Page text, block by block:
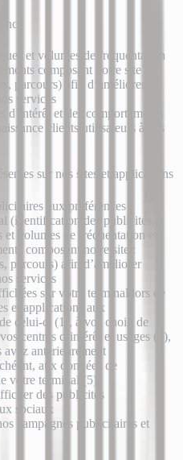
et volumes de fréquentation
composant notre site
parcours) afin d’améliorer
services
d’intérêt et des comportements
clients/utilisateurs à des
sur nos sites et applications
aux préférences
(identification des publicités,
volumes de fréquentation et
composant notre site :
parcours) afin d’améliorer
services
sur votre terminal lors de
et applications aux
celui-ci (1), à vos choix de
centres d’intérêt et usages (3),
antérieurement
aux données de
votre terminal (5)
des publicités
sociaux
campagnes publicitaires et